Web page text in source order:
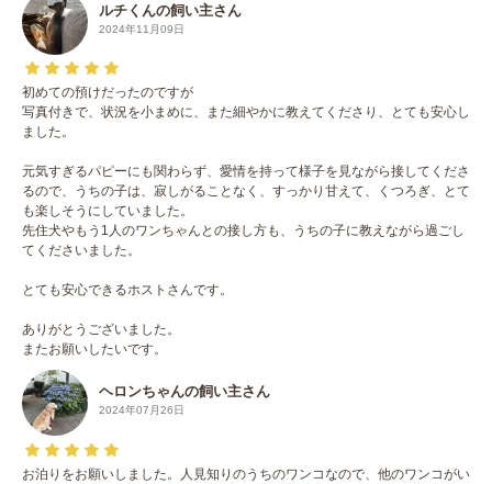
ルチくんの飼い主さん
2024年11月09日
初めての預けだったのですが
写真付きで、状況を小まめに、また細やかに教えてくださり、とても安心し
ました。
元気すぎるパピーにも関わらず、愛情を持って様子を見ながら接してくださ
るので、うちの子は、寂しがることなく、すっかり甘えて、くつろぎ、とて
も楽しそうにしていました。
先住犬やもう1人のワンちゃんとの接し方も、うちの子に教えながら過ごし
てくださいました。
とても安心できるホストさんです。
ありがとうございました。
またお願いしたいです。
ヘロンちゃんの飼い主さん
2024年07月26日
お泊りをお願いしました。人見知りのうちのワンコなので、他のワンコがい